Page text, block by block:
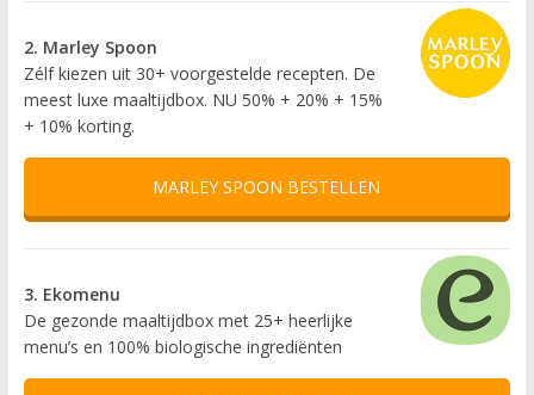
2. Marley Spoon
Zélf kiezen uit 30+ voorgestelde recepten. De
meest luxe maaltijdbox. NU 50% + 20% + 15%
+ 10% korting.
MARLEY SPOON BESTELLEN
3. Ekomenu
De gezonde maaltijdbox met 25+ heerlijke
menu’s en 100% biologische ingrediënten